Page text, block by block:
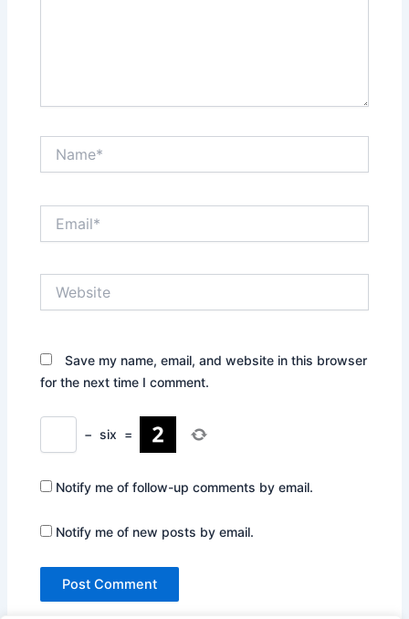
Save my name, email, and website in this browser
for the next time I comment.
− six =
Notify me of follow-up comments by email.
Notify me of new posts by email.